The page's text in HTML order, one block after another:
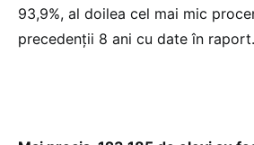
93,9%, al doilea cel mai mic
precedenții 8 ani cu date în raport.